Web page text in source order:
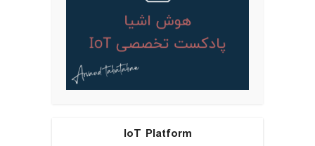
IoT Platform